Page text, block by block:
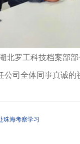
罗工科技档案部部
司全体同事真诚
珠海考察学习